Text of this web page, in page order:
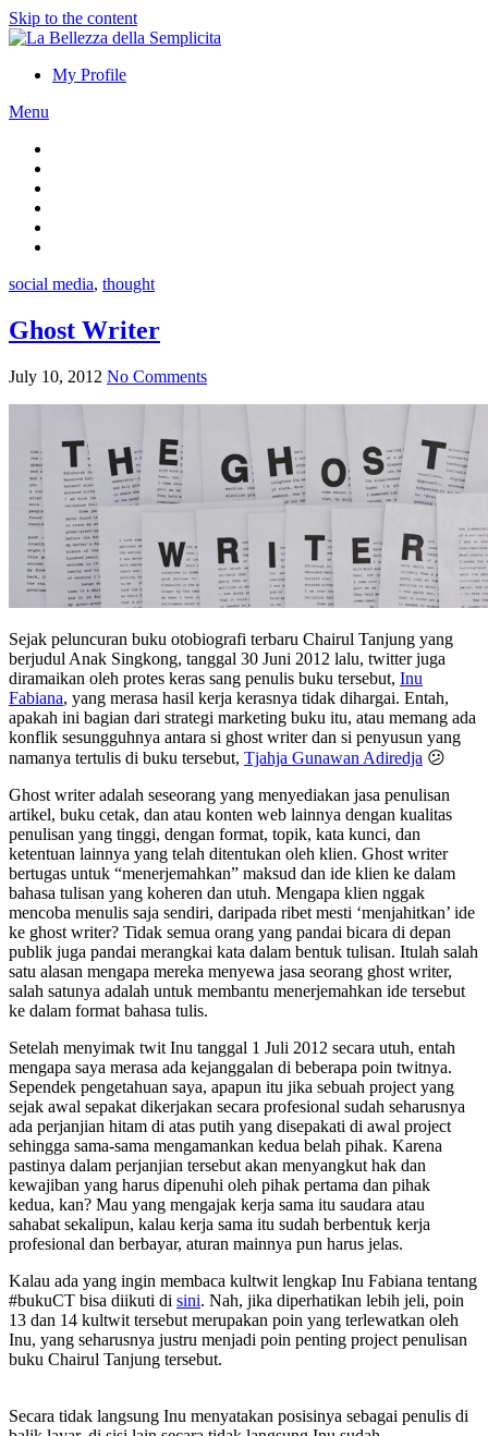
Skip to the content
My Profile
Menu
social media, thought
Ghost Writer
July 10, 2012 No Comments
Sejak peluncuran buku otobiografi terbaru Chairul Tanjung yang
berjudul Anak Singkong, tanggal 30 Juni 2012 lalu, twitter juga
diramaikan oleh protes keras sang penulis buku tersebut, Inu
Fabiana, yang merasa hasil kerja kerasnya tidak dihargai. Entah,
apakah ini bagian dari strategi marketing buku itu, atau memang ada
konflik sesungguhnya antara si ghost writer dan si penyusun yang
namanya tertulis di buku tersebut, Tjahja Gunawan Adiredja 😕
Ghost writer adalah seseorang yang menyediakan jasa penulisan
artikel, buku cetak, dan atau konten web lainnya dengan kualitas
penulisan yang tinggi, dengan format, topik, kata kunci, dan
ketentuan lainnya yang telah ditentukan oleh klien. Ghost writer
bertugas untuk “menerjemahkan” maksud dan ide klien ke dalam
bahasa tulisan yang koheren dan utuh. Mengapa klien nggak
mencoba menulis saja sendiri, daripada ribet mesti ‘menjahitkan’ ide
ke ghost writer? Tidak semua orang yang pandai bicara di depan
publik juga pandai merangkai kata dalam bentuk tulisan. Itulah salah
satu alasan mengapa mereka menyewa jasa seorang ghost writer,
salah satunya adalah untuk membantu menerjemahkan ide tersebut
ke dalam format bahasa tulis.
Setelah menyimak twit Inu tanggal 1 Juli 2012 secara utuh, entah
mengapa saya merasa ada kejanggalan di beberapa poin twitnya.
Sependek pengetahuan saya, apapun itu jika sebuah project yang
sejak awal sepakat dikerjakan secara profesional sudah seharusnya
ada perjanjian hitam di atas putih yang disepakati di awal project
sehingga sama-sama mengamankan kedua belah pihak. Karena
pastinya dalam perjanjian tersebut akan menyangkut hak dan
kewajiban yang harus dipenuhi oleh pihak pertama dan pihak
kedua, kan? Mau yang mengajak kerja sama itu saudara atau
sahabat sekalipun, kalau kerja sama itu sudah berbentuk kerja
profesional dan berbayar, aturan mainnya pun harus jelas.
Kalau ada yang ingin membaca kultwit lengkap Inu Fabiana tentang
#bukuCT bisa diikuti di sini. Nah, jika diperhatikan lebih jeli, poin
13 dan 14 kultwit tersebut merupakan poin yang terlewatkan oleh
Inu, yang seharusnya justru menjadi poin penting project penulisan
buku Chairul Tanjung tersebut.
Secara tidak langsung Inu menyatakan posisinya sebagai penulis di